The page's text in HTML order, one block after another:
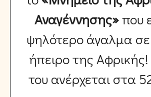
Αναγέννησης»που
ψηλότερο άγαλμα
ήπειρο της
του ανέρχεται στα